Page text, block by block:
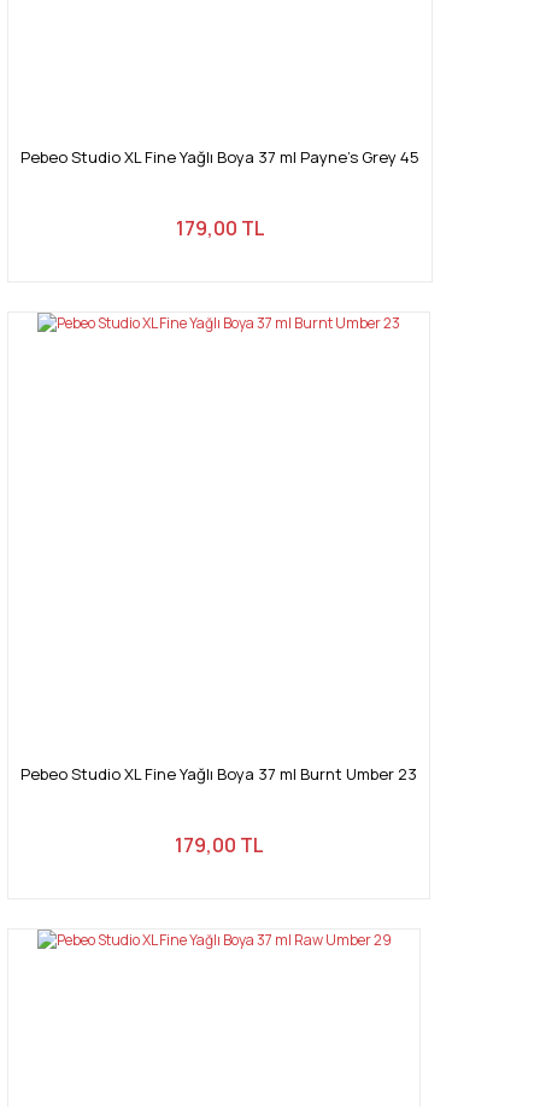
Pebeo Studio XL Fine Yağlı Boya 37 ml Payne's Grey 45
179,00 TL
Pebeo Studio XL Fine Yağlı Boya 37 ml Burnt Umber 23
179,00 TL